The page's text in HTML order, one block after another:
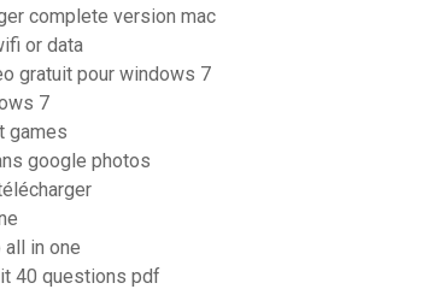
complete version mac
or data
gratuit pour windows 7
7
games
google photos
in one
40 questions pdf